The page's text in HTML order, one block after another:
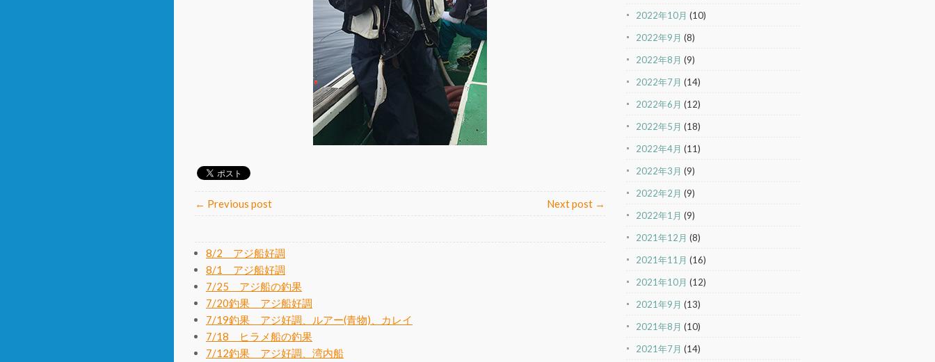
← Previous post Next post →
8/2 アジ船好調
8/1 アジ船好調
7/25 アジ船の釣果
7/20釣果 アジ船好調
7/19釣果 アジ好調、ルアー(青物)、カレイ
7/18 ヒラメ船の釣果
7/12釣果 アジ好調、湾内船
2022年10月 (10)
2022年9月 (8)
2022年8月 (9)
2022年7月 (14)
2022年6月 (12)
2022年5月 (18)
2022年4月 (11)
2022年3月 (9)
2022年2月 (9)
2022年1月 (9)
2021年12月 (8)
2021年11月 (16)
2021年10月 (12)
2021年9月 (13)
2021年8月 (10)
2021年7月 (14)